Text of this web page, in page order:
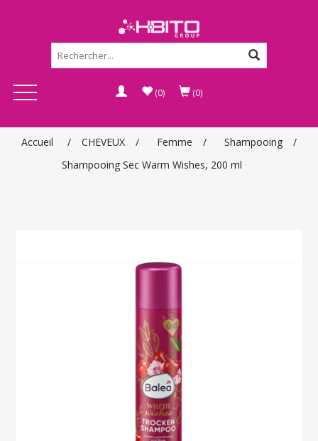
(0) (0)
Accueil / CHEVEUX / Femme / Shampooing
/
Shampooing Sec Warm Wishes, 200 ml